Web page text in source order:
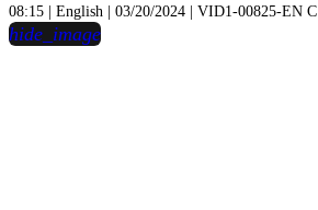
08:15 | English | 03/20/2024 | VID1-00825-EN C
hide_image